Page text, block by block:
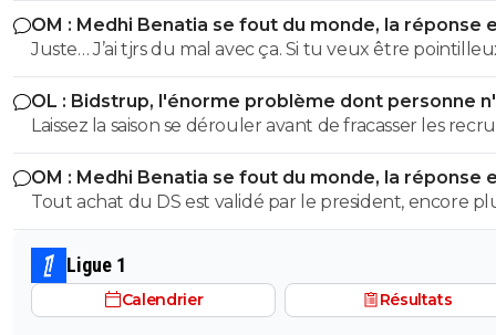
pauvre guignol
fais face à la concurrence des milieux actuels titulaires,
logique que ce joueur de 20 ans soit prêté pour s
en attendant son tour et prendre du temps de jeu,
il n a pas encore floppé, c est encore trop tôt pour le
déterminer
OM : Medhi Benatia se fout du monde, la réponse
violente
Juste… J’ai tjrs du mal avec ça. Si tu veux être
etc…oui Mais c’est pas eux qui courent (ou pas) sur le
aussi…
OL : Bidstrup, l'énorme problème dont personne
parler
Laissez la saison se dérouler avant de fracasser les
OM : Medhi Benatia se fout du monde, la réponse
violente
Tout achat du DS est validé par le president, encore
quand ce president est la depuis plus de 5ans et que c
qui a signé les accords avec l UEFA. On peut reprocher à
Benatia le choix de certains joueurs, ou certaines
sportif, mais le financier etait du ressort de Longoria.
Ligue 1
Calendrier Résultats